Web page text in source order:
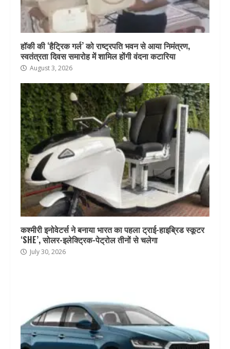
हॉकी की ‘हैट्रिक गर्ल’ को राष्ट्रपति भवन से आया निमंत्रण,
स्वतंत्रता दिवस समारोह में शामिल होंगी वंदना कटारिया
August 3, 2026
कश्मीरी इनोवेटर्स ने बनाया भारत का पहला ट्राई-हाइब्रिड स्कूटर
‘SHE’, सोलर-इलेक्ट्रिक-पेट्रोल तीनों से चलेगा
July 30, 2026